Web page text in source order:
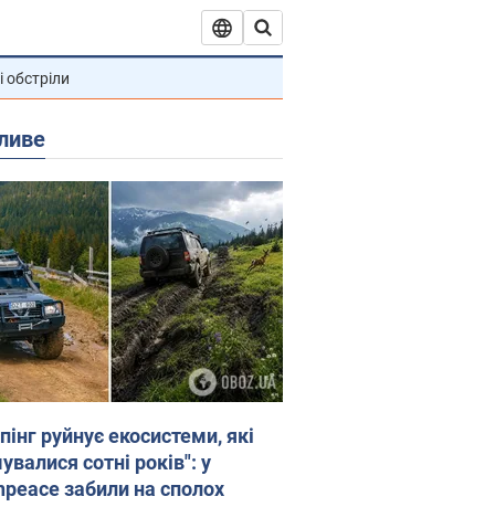
обстріли
руйнує екосистеми, які
сотні років": у
забили на сполох